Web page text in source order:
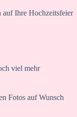
auf Ihre Hochzeitsfeier
viel mehr
Fotos auf Wunsch